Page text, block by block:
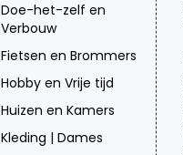
Doe-het-zelf en
Verbouw
Fietsen en Brommers
Hobby en Vrije tijd
Huizen en Kamers
Kleding | Dames